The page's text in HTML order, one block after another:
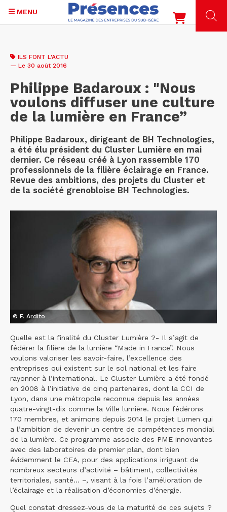
contenu
MENU
ILS FONT L'ACTU
— Le 30 août 2016
Philippe Badaroux : "Nous
voulons diffuser une culture
de la lumière en France”
Philippe Badaroux, dirigeant de BH Technologies,
a été élu président du Cluster Lumière en mai
dernier. Ce réseau créé à Lyon rassemble 170
professionnels de la filière éclairage en France.
Revue des ambitions, des projets du Cluster et
de la société grenobloise BH Technologies.
© F. Ardito
Quelle est la finalité du Cluster Lumière ?- Il s’agit de
fédérer la filière de la lumière “Made in France”. Nous
voulons valoriser les savoir-faire, l’excellence des
entreprises qui existent sur le sol national et les faire
rayonner à l’international. Le Cluster Lumière a été fondé
en 2008 à l’initiative de cinq partenaires, dont la CCI de
Lyon, dans une métropole reconnue depuis les années
quatre-vingt-dix comme la Ville lumière. Nous fédérons
170 membres, et animons depuis 2014 le projet Lumen qui
a l’ambition de devenir un centre de compétences mondial
de la lumière. Ce programme associe des PME innovantes
avec des laboratoires de premier plan, dont bien
évidemment le CEA, pour des applications irriguant de
nombreux secteurs d’activité – bâtiment, collectivités
territoriales, santé… –, visant à la fois l’amélioration de
l’éclairage et la réalisation d’économies d’énergie.
Quel constat dressez-vous de la maturité de ces sujets ?